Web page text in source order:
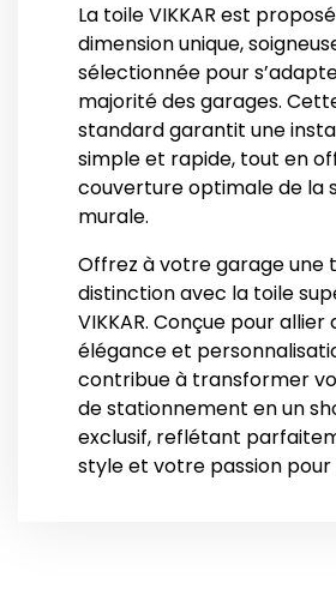
La toile VIKKAR est
dimension unique,
sélectionnée pour
majorité des garages.
standard garantit une
simple et rapide, tout en
couverture optimale de la
murale.
Offrez à votre garage une
distinction avec la toile
VIKKAR. Conçue pour allier
élégance et
contribue à transformer
de stationnement en un
exclusif, reflétant
style et votre passion pour